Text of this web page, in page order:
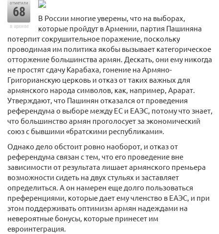
отметили
68
в архиве
В России многие уверены, что на выборах,
которые пройдут в Армении, партия Пашиняна
потерпит сокрушительное поражение, поскольку
проводимая им политика якобы вызывает категорическое
отторжение большинства армян. Дескать, они ему никогда
не простят сдачу Карабаха, гонение на Армяно-
Григорианскую церковь и отказ от таких важных для
армянского народа символов, как, например, Арарат.
Утверждают, что Пашинян отказался от проведения
референдума о выборе между ЕС и ЕАЭС, потому что знает,
что большинство армян проголосует за экономический
союз с бывшими «братскими республиками».
Однако дело обстоит ровно наоборот, и отказ от
референдума связан с тем, что его проведение вне
зависимости от результата лишает армянского премьера
возможности сидеть на двух стульях и заставляет
определиться. А он намерен еще долго пользоваться
преференциями, которые дает ему членство в ЕАЭС, и при
этом поддерживать оптимизм армян надеждами на
невероятные бонусы, которые принесет им
евроинтеграция.